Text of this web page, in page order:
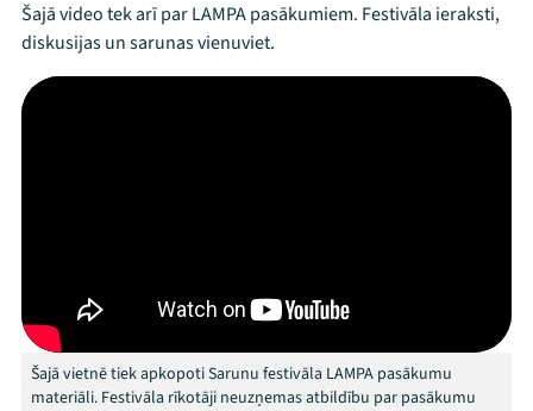
Programma
Arhīvs
Šajā video tek arī par LAMPA pasākumiem. Festivāla ieraksti,
diskusijas un sarunas vienuviet.
Šajā vietnē tiek apkopoti Sarunu festivāla LAMPA pasākumu
materiāli. Festivāla rīkotāji neuzņemas atbildību par pasākumu